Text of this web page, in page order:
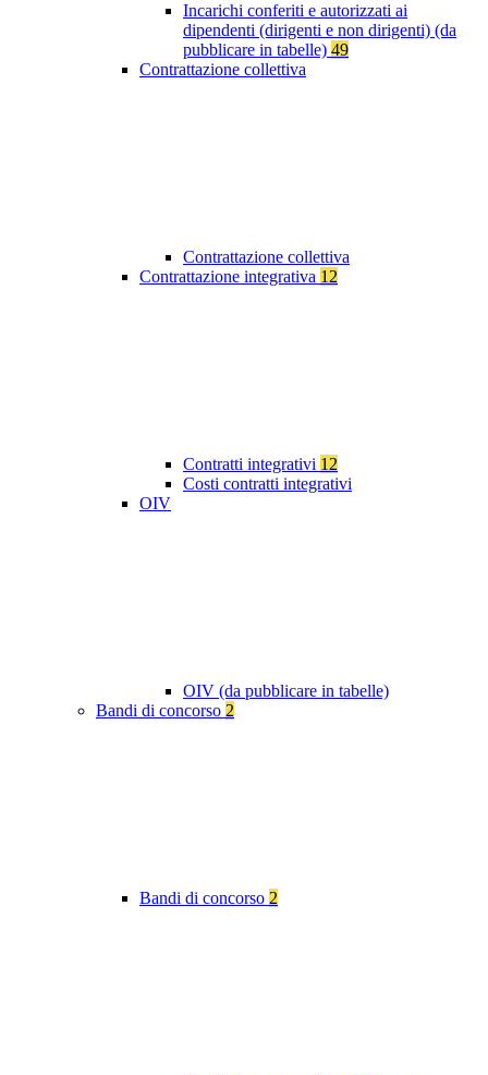
Incarichi conferiti e autorizzati ai
dipendenti (dirigenti e non dirigenti) (da
pubblicare in tabelle) 49
Contrattazione collettiva
Contrattazione collettiva
Contrattazione integrativa 12
Contratti integrativi 12
Costi contratti integrativi
OIV
OIV (da pubblicare in tabelle)
Bandi di concorso 2
Bandi di concorso 2